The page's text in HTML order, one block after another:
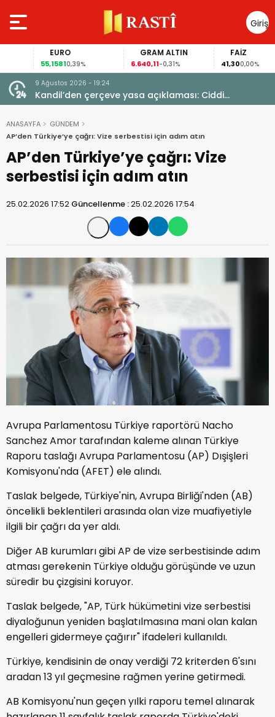
Giriş
Yap
EURO
55,15810,39%
GRAM ALTIN
6.640,11-0,31%
FAİZ
41,300,00%
9 Ağustos 2026 - 19:24
Kandil’den çerçeve yasa açıklaması: Ciddi
yetersizlikler var
ANASAYFA
GÜNDEM
AP’den Türkiye’ye çağrı: Vize serbestisi için adım atın
AP’den Türkiye’ye çağrı: Vize
serbestisi için adım atın
25.02.2026 17:52 Güncellenme :25.02.2026 17:54
Avrupa Parlamentosu Türkiye raportörü Nacho
Sanchez Amor tarafından kaleme alınan Türkiye
Raporu taslağı Avrupa Parlamentosu (AP) Dışişleri
Komisyonu'nda (AFET) ele alındı.
Taslak belgede, Türkiye'nin, Avrupa Birliği'nden (AB)
öncelikli beklentileri arasında olan vize muafiyetiyle
ilgili bir çağrı da yer aldı.
Diğer AB kurumları gibi AP de vize serbestisinde adım
atması gerekenin Türkiye olduğu görüşünde ve uzun
süredir bu çizgisini koruyor.
Taslak belgede, "AP, Türk hükümetini vize serbestisi
diyaloğunun yeniden başlatılmasına mani olan kalan
engelleri gidermeye çağırır" ifadeleri kullanıldı.
Türkiye, kendisinin de onay verdiği 72 kriterden 6'sını
aradan 13 yıl geçmesine rağmen yerine getirmedi.
AB Komisyonu'nun geçen yılki raporu temel alınarak